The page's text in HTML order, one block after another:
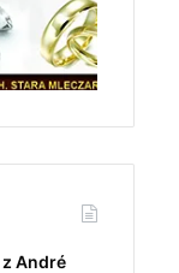
André